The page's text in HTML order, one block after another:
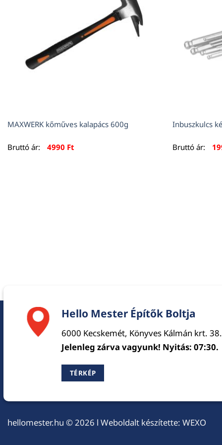
MAXWERK kőműves kalapács 600g
Bruttó ár: 4990 Ft
Inbuszkulcs
Bruttó ár:
Hello Mester Építők Boltja
6000 Kecskemét, Könyves Kálmán krt. 38.
Jelenleg zárva vagyunk! Nyitás: 07:30.
TÉRKÉP
hellomester.hu © 2026 l Weboldalt készítette: WEXO